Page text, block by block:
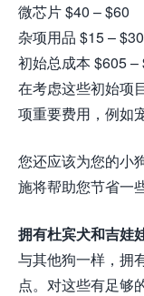
微芯片 $40 – $60
杂项用品 $15 – $30
初始总成本 $605 –
在考虑这些初始项
项重要费用，例如
您还应该为您的小
施将帮助您节省一
拥有杜宾犬和吉娃
与其他狗一样，拥
点。对这些有足够